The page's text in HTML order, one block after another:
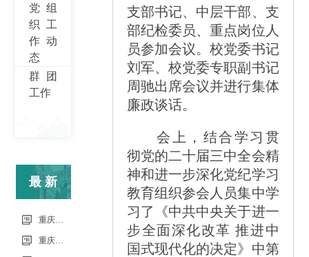
党组
织工
作动
态
群团
工作
最新
信息
支部书记、中层干部、支
部纪检委员、重点岗位人
员参加会议。校党委书记
刘军、校党委专职副书记
周驰出席会议并进行集体
廉政谈话。
会上，结合学习贯
彻党的二十届三中全会精
神和进一步深化党纪学习
教育组织参会人员集中学
习了《中共中央关于进一
步全面深化改革 推进中
国式现代化的决定》中第